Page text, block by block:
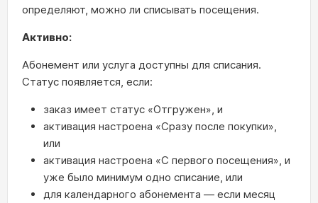
определяют, можно ли списывать посещения.
Активно:
Абонемент или услуга доступны для списания.
Статус появляется, если:
заказ имеет статус «Отгружен», и
активация настроена «Сразу после покупки»,
или
активация настроена «С первого посещения», и
уже было минимум одно списание, или
для календарного абонемента — если месяц